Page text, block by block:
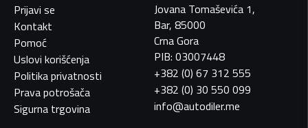
Prijavi se
Kontakt
Pomoć
Uslovi korišćenja
Politika privatnosti
Prava potrošača
Sigurna trgovina
Jovana Tomaševića 1,
Bar, 85000
Crna Gora
PIB: 03007448
+382 (0) 67 312 555
+382 (0) 30 550 099
info@autodiler.me